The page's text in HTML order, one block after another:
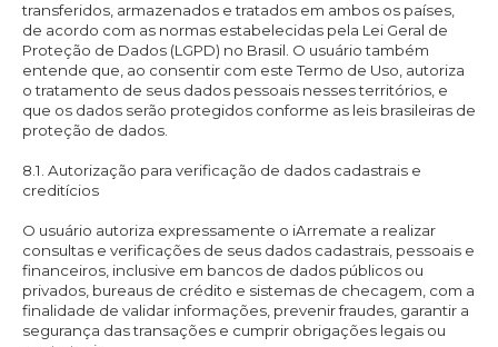
transferidos, armazenados e tratados em ambos os países,
de acordo com as normas estabelecidas pela Lei Geral de
Proteção de Dados (LGPD) no Brasil. O usuário também
entende que, ao consentir com este Termo de Uso, autoriza
o tratamento de seus dados pessoais nesses territórios, e
que os dados serão protegidos conforme as leis brasileiras de
proteção de dados.
8.1. Autorização para verificação de dados cadastrais e
creditícios
O usuário autoriza expressamente o iArremate a realizar
consultas e verificações de seus dados cadastrais, pessoais e
financeiros, inclusive em bancos de dados públicos ou
privados, bureaus de crédito e sistemas de checagem, com a
finalidade de validar informações, prevenir fraudes, garantir a
segurança das transações e cumprir obrigações legais ou